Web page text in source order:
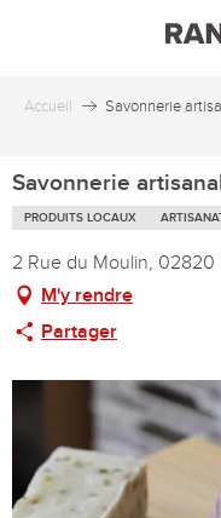
principal
Accueil Savonnerie
Savonnerie
PRODUITS LOCAUX
2 Rue du Moulin, 02820
M'y rendre
Partager